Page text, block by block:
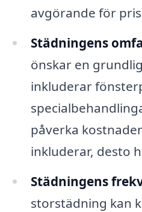
avgörande för
Städningens
önskar en
inkluderar
påverka
inkluderar, desto
Städningens
storstädning kan